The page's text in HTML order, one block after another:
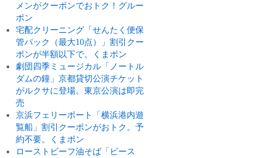
メンがクーポンでおトク！グルー
ポン
宅配クリーニング「せんたく便保
管パック（最大10点）」割引クー
ポンが半額以下で。くまポン
劇団四季ミュージカル「ノートル
ダムの鐘」京都貸切公演チケット
がルクサに登場。東京公演は即完
売
京浜フェリーボート「横浜港内遊
覧船」割引クーポンがおトク。予
約不要。くまポン
ローストビーフ油そば「ビース